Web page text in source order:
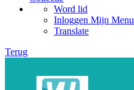
Word lid
Inloggen Mijn Menu
Translate
Terug